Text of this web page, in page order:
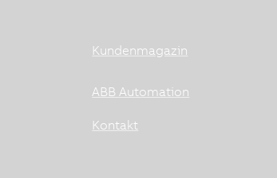
Kundenmagazin
ABB Automation
Kontakt